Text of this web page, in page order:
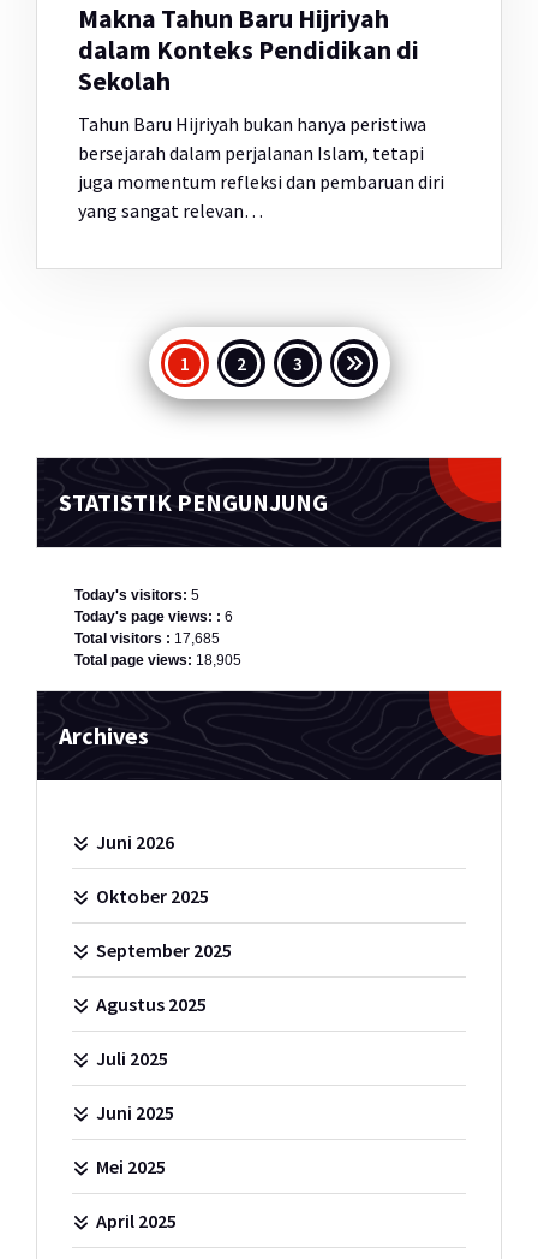
Makna Tahun Baru Hijriyah
dalam Konteks Pendidikan di
Sekolah
Tahun Baru Hijriyah bukan hanya peristiwa
bersejarah dalam perjalanan Islam, tetapi
juga momentum refleksi dan pembaruan diri
yang sangat relevan…
Paginasi
pos
1 2 3
STATISTIK PENGUNJUNG
Today's visitors: 5
Today's page views: : 6
Total visitors : 17,685
Total page views: 18,905
Archives
Juni 2026
Oktober 2025
September 2025
Agustus 2025
Juli 2025
Juni 2025
Mei 2025
April 2025